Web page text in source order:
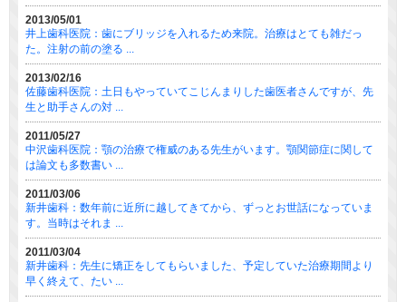
2013/05/01
井上歯科医院：歯にブリッジを入れるため来院。治療はとても雑だっ
た。注射の前の塗る ...
2013/02/16
佐藤歯科医院：土日もやっていてこじんまりした歯医者さんですが、先
生と助手さんの対 ...
2011/05/27
中沢歯科医院：顎の治療で権威のある先生がいます。顎関節症に関して
は論文も多数書い ...
2011/03/06
新井歯科：数年前に近所に越してきてから、ずっとお世話になっていま
す。当時はそれま ...
2011/03/04
新井歯科：先生に矯正をしてもらいました、予定していた治療期間より
早く終えて、たい ...